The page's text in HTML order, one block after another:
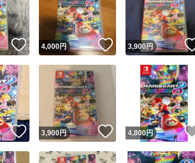
いいね！
4,000円 いいね！
3,900円
いいね！
3,900円 いいね！
4,800円